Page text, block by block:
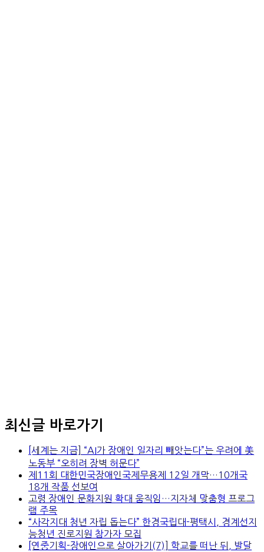
최신글 바로가기
[세계는 지금] “AI가 장애인 일자리 빼앗는다”는 우려에 美
노동부 “오히려 장벽 허문다”
제11회 대한민국장애인국제무용제 12일 개막…10개국
18개 작품 선보여
고령 장애인 문화지원 확대 움직임…지자체 맞춤형 프로그
램 주목
“사각지대 청년 자립 돕는다” 한경국립대-평택시, 경계선지
능청년 진로지원 참가자 모집
[연중기획-장애인으로 살아가기(7)] 학교를 떠난 뒤, 발달